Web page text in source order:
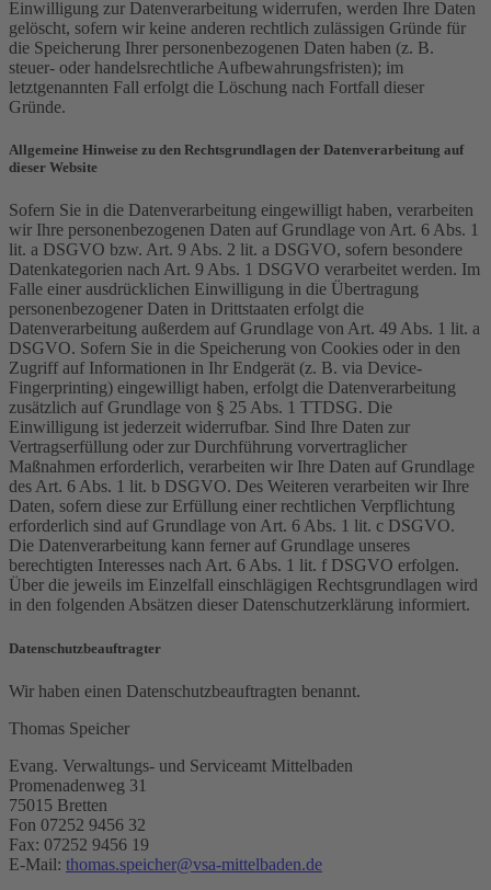
Einwilligung zur Datenverarbeitung widerrufen, werden Ihre Daten
gelöscht, sofern wir keine anderen rechtlich zulässigen Gründe für
die Speicherung Ihrer personenbezogenen Daten haben (z. B.
steuer- oder handelsrechtliche Aufbewahrungsfristen); im
letztgenannten Fall erfolgt die Löschung nach Fortfall dieser
Gründe.
Allgemeine Hinweise zu den Rechtsgrundlagen der Datenverarbeitung auf
dieser Website
Sofern Sie in die Datenverarbeitung eingewilligt haben, verarbeiten
wir Ihre personenbezogenen Daten auf Grundlage von Art. 6 Abs. 1
lit. a DSGVO bzw. Art. 9 Abs. 2 lit. a DSGVO, sofern besondere
Datenkategorien nach Art. 9 Abs. 1 DSGVO verarbeitet werden. Im
Falle einer ausdrücklichen Einwilligung in die Übertragung
personenbezogener Daten in Drittstaaten erfolgt die
Datenverarbeitung außerdem auf Grundlage von Art. 49 Abs. 1 lit. a
DSGVO. Sofern Sie in die Speicherung von Cookies oder in den
Zugriff auf Informationen in Ihr Endgerät (z. B. via Device-
Fingerprinting) eingewilligt haben, erfolgt die Datenverarbeitung
zusätzlich auf Grundlage von § 25 Abs. 1 TTDSG. Die
Einwilligung ist jederzeit widerrufbar. Sind Ihre Daten zur
Vertragserfüllung oder zur Durchführung vorvertraglicher
Maßnahmen erforderlich, verarbeiten wir Ihre Daten auf Grundlage
des Art. 6 Abs. 1 lit. b DSGVO. Des Weiteren verarbeiten wir Ihre
Daten, sofern diese zur Erfüllung einer rechtlichen Verpflichtung
erforderlich sind auf Grundlage von Art. 6 Abs. 1 lit. c DSGVO.
Die Datenverarbeitung kann ferner auf Grundlage unseres
berechtigten Interesses nach Art. 6 Abs. 1 lit. f DSGVO erfolgen.
Über die jeweils im Einzelfall einschlägigen Rechtsgrundlagen wird
in den folgenden Absätzen dieser Datenschutzerklärung informiert.
Datenschutz­beauftragter
Wir haben einen Datenschutzbeauftragten benannt.
Thomas Speicher
Evang. Verwaltungs- und Serviceamt Mittelbaden
Promenadenweg 31
75015 Bretten
Fon 07252 9456 32
Fax: 07252 9456 19
E-Mail: thomas.speicher@vsa-mittelbaden.de